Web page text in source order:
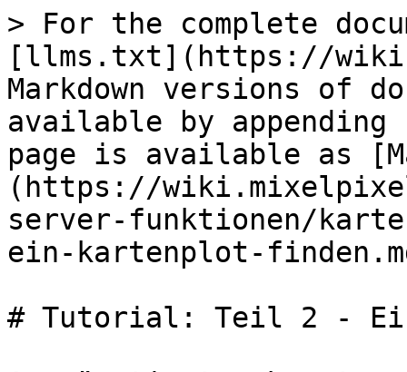
> For the complete
[llms.txt](https://
Markdown versions of
available by
page is available as
(https://
server-funktionen/
ein-kartenplot-
# Tutorial: Teil 2 -